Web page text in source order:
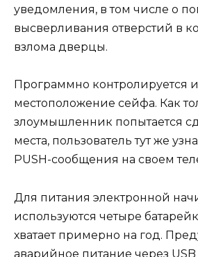
уведомления, в том числе о
высверливания отверстий в
взлома дверцы.
Программно контролируется и
местоположение сейфа. Как
злоумышленник попытается
места, пользователь тут же
PUSH-сообщения на своем
Для питания электронной
используются четыре
хватает примерно на год.
аварийное питание через